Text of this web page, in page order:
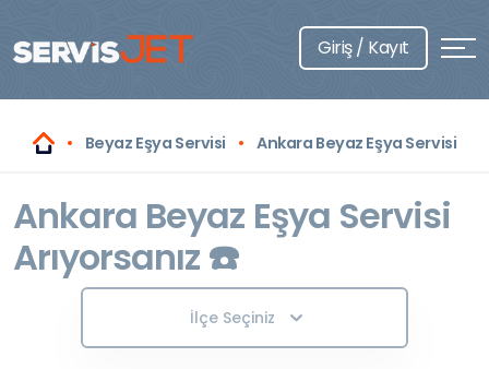
Giriş / Kayıt
Beyaz Eşya Servisi Ankara Beyaz Eşya Servisi
Ankara Beyaz Eşya Servisi
Arıyorsanız ☎️
İlçe Seçiniz